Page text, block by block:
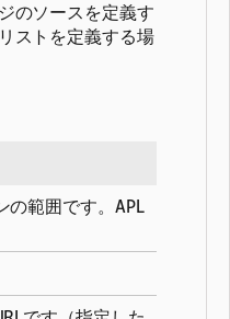
のソースを定義す
ストを定義する場
の範囲です。APL